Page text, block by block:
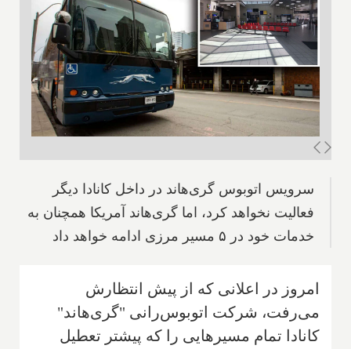
سرویس اتوبوس گری‌هاند در داخل کانادا دیگر
فعالیت نخواهد کرد، اما گری‌هاند آمریکا همچنان به
خدمات خود در ۵ مسیر مرزی ادامه خواهد داد
امروز در اعلانی که از پیش انتظارش
می‌رفت، شرکت اتوبوس‌رانی "گری‌هاند"
کانادا تمام مسیرهایی را که پیشتر تعطیل